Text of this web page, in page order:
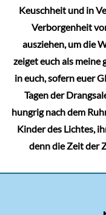
Keuschheit und in
Verborgenheit
ausziehen, um die
zeiget euch als meine
in euch, sofern euer
Tagen der
hungrig nach dem
Kinder des Lichtes,
denn die Zeit der